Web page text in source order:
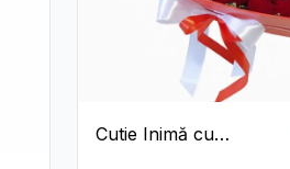
Cutie Inimă cu